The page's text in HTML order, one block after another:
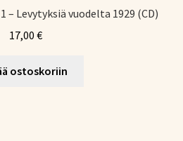
– Levytyksiä vuodelta 1929 (CD)
17,00 €
ostoskoriin